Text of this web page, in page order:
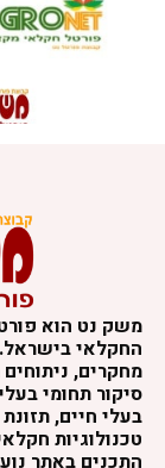
משק נט הוא
החקלאי
מחקרים,
סיקור תחומי
בעלי חיים,
טכנולוגיות
התכנים באתר